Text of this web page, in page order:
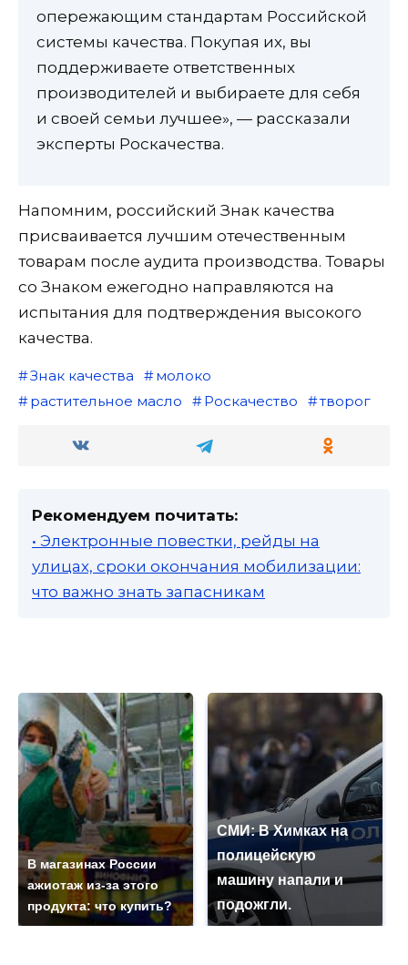
опережающим стандартам Российской
системы качества. Покупая их, вы
поддерживаете ответственных
производителей и выбираете для себя
и своей семьи лучшее», — рассказали
эксперты Роскачества.
Напомним, российский Знак качества
присваивается лучшим отечественным
товарам после аудита производства. Товары
со Знаком ежегодно направляются на
испытания для подтверждения высокого
качества.
Знак качества
молоко
растительное масло
Роскачество творог
Рекомендуем почитать:
• Электронные повестки, рейды на
улицах, сроки окончания мобилизации:
что важно знать запасникам
В магазинах России
ажиотаж из-за этого
продукта: что купить?
СМИ: В Химках на
полицейскую
машину напали и
подожгли.